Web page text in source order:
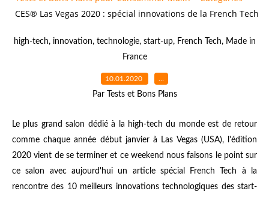
CES® Las Vegas 2020 : spécial innovations de la French Tech
high-tech, innovation, technologie, start-up, French Tech, Made in
France
10.01.2020 …
Par Tests et Bons Plans
Le plus grand salon dédié à la high-tech du monde est de retour
comme chaque année début janvier à Las Vegas (USA), l'édition
2020 vient de se terminer et ce weekend nous faisons le point sur
ce salon avec aujourd'hui un article spécial French Tech à la
rencontre des 10 meilleurs innovations technologiques des start-